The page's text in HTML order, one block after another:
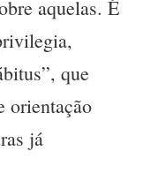
aquelas. É
que
orientação
já